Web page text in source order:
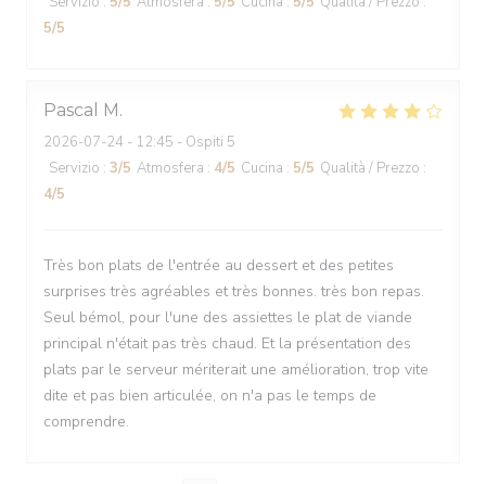
5/5
Pascal M
2026-07-24 - 12:45 - Ospiti 5
Servizio : 3/5 Atmosfera : 4/5 Cucina : 5/5 Qualità / Prezzo :
4/5
Très bon plats de l'entrée au dessert et des petites
surprises très agréables et très bonnes. très bon repas.
Seul bémol, pour l'une des assiettes le plat de viande
principal n'était pas très chaud. Et la présentation des
plats par le serveur mériterait une amélioration, trop vite
dite et pas bien articulée, on n'a pas le temps de
comprendre.